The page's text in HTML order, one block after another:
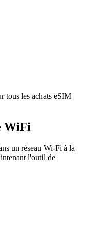
tous les achats eSIM
WiFi
un réseau Wi-Fi à la
l'outil de